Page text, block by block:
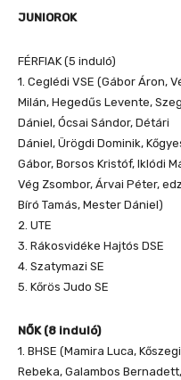
JUNIOROK
FÉRFIAK (5 induló)
1. Ceglédi VSE (Gábor Áron,
Milán, Hegedűs Levente,
Dániel, Ócsai Sándor, Détári
Dániel, Ürögdi Dominik,
Gábor, Borsos Kristóf, Iklódi
Vég Zsombor, Árvai Péter,
Bíró Tamás, Mester Dániel)
2. UTE
3. Rákosvidéke Hajtós DSE
4. Szatymazi SE
5. Kőrös Judo SE
NŐK (8 induló)
1. BHSE (Mamira Luca, Kőszegi
Rebeka, Galambos Bernadett,